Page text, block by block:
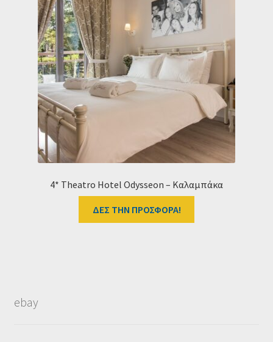
4* Theatro Hotel Odysseon – Καλαμπάκα
ΔΕΣ ΤΗΝ ΠΡΟΣΦΟΡΑ!
ebay